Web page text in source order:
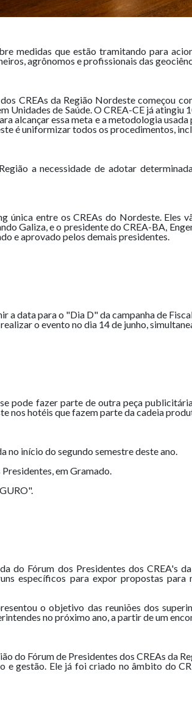
medidas que estão tramitando para
agrônomos e profissionais das
CREAs da Região Nordeste começou
Unidades de Saúde. O CREA-CE já
alcançar essa meta e a metodologia
é uniformizar todos os procedimentos,
a necessidade de adotar
entre os CREAs do Nordeste. Eles
Galiza, e o presidente do CREA-BA,
e aprovado pelos demais presidentes.
a data para o "Dia D" da campanha de
o evento no dia 14 de junho,
pode fazer parte de outra peça
nos hotéis que fazem parte da cadeia
no início do segundo semestre deste ano.
em Gramado.
do Fórum dos Presidentes dos CREA's
específicos para expor propostas para
o objetivo das reuniões dos
no próximo ano, a partir de um
do Fórum de Presidentes dos CREAs da
e gestão. Ele já foi criado no âmbito do